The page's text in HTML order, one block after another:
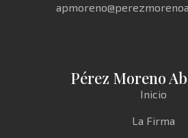
Pérez Moreno
Inicio
La Firma